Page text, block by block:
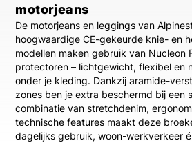
motorjeans
De motorjeans en leggings van
hoogwaardige CE-gekeurde knie- en
modellen maken gebruik van Nucleon
protectoren – lichtgewicht, flexibel en
onder je kleding. Dankzij aramide-
zones ben je extra beschermd bij een
combinatie van stretchdenim,
technische features maakt deze
dagelijks gebruik, woon-werkverkeer